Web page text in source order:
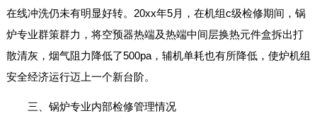
在线冲洗仍未有明显好转。20xx年5月，在机组c级检修期间，锅
炉专业群策群力，将空预器热端及热端中间层换热元件盒拆出打
散清灰，烟气阻力降低了500pa，辅机单耗也有所降低，使炉机组
安全经济运行迈上一个新台阶。
三、锅炉专业内部检修管理情况